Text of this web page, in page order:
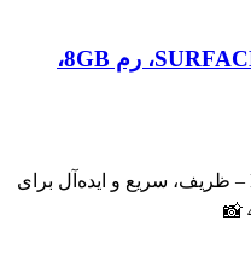
لپ تاپ استوک SURFACE LAPTOP 4، رم 8GB،
57,300,000 تومان
است.
💻 لپتاپ Microsoft Surface Laptop 4 – ظریف، سریع و ایده‌آل برای